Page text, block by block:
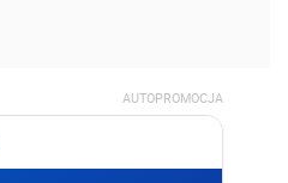
AUTOPROMOCJA